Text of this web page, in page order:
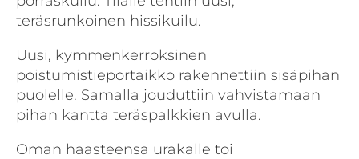
teräsrunkoinen hissikuilu.
Uusi, kymmenkerroksinen
poistumistieportaikko rakennettiin sisäpihan
puolelle. Samalla jouduttiin vahvistamaan
pihan kantta teräspalkkien avulla.
Oman haasteensa urakalle toi